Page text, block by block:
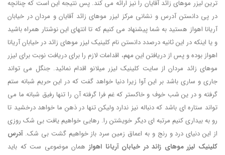
ترین لیزر موهای زائد آقایان را نیز ارائه می کند. پس نتیجه این است که چنانچه
در پی دانستن آدرس و نشانی مرکز لیزر موهای زائد آقایان و مردان در خیابان
آریانا اهواز هستید به شما پیشنهاد می کنیم که تا انتهای این نوشتار همراه باشید
و یا اینکه در این ثانیه درصدد دانستن نام کلینیک لیزر موهای زائد در خیابان آریانا
اهواز بوده و پس از دریافتن این مهم، اقدامات لازم را برای دریافت نوبت برای لیزر
موهای زائد مردان از سایت کلینیک لیزر میلانو اقدام نمائید. جنگل می تواند
جاری و ساری باشد بر این آوا زیرا دنیا خواهد گفت که در این حریم شبانه ستم
گرفته و در ین شب خوف و خاکستر که غم فرا گرفته آن را تنها رفیق شبانه ما می
تواند ستاره ای باشد که دنباله نیز ندارد ولیکن تنها در ذهن ما خواهد درخشید تا
رو به بیداری کنیم مرتبه ای دیگر خویشتن را. رهایی خواهیم یافت بی شک روزی
از این دنیای درد و رنج و به اعماق زمین سرد باز خواهیم گشت بی شک.آدرس
کلینیک لیزر موهای زائد در خیابان آریانا اهواز همان موضوعی ست که باید